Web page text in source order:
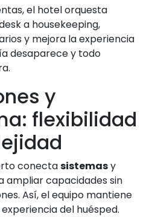
el hotel orquesta
a housekeeping,
y mejora la experiencia
desaparece y todo
y
flexibilidad
conectasistemasy
ampliar capacidades sin
Así, el equipo mantiene
del huésped.